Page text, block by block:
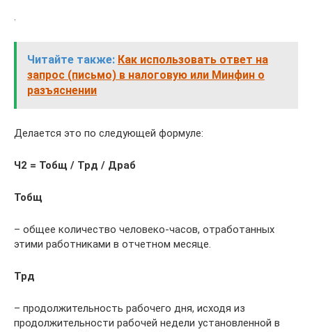
Читайте также: Как использовать ответ на
запрос (письмо) в налоговую или Минфин о
разъяснении
Делается это по следующей формуле:
Ч2 = Тобщ / Трд / Драб
Тобщ
– общее количество человеко-часов, отработанных
этими работниками в отчетном месяце.
Трд
– продолжительность рабочего дня, исходя из
продолжительности рабочей недели установленной в